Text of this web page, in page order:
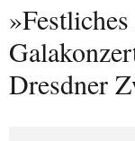
Dresdner